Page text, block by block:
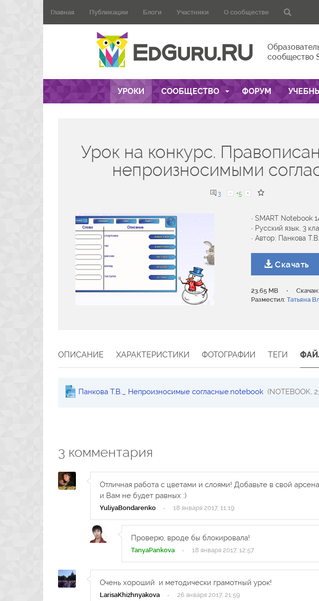
Главная Публикации Блоги Участники О сообществе
сообщество
УРОКИ СООБЩЕСТВО ФОРУМ
Урок на конкурс.
непроизносимыми
3 +5
· SMART Notebook
· Русский язык, 3
· Автор: Панкова Т.В.
Скачать
23.65 MB ·
Разместил: Татьяна
ОПИСАНИЕ ХАРАКТЕРИСТИКИ ФОТОГРАФИИ ТЕГИ
Панкова Т.В._ Непроизносимые согласные.notebook (NOTEBOOK,
3 комментария
Отличная работа с цветами и слоями! Добавьте в свой
и Вам не будет равных :)
YuliyaBondarenko · 18 января 2017, 11:19
Проверю, вроде бы блокировала!
TanyaPankova · 18 января 2017, 12:57
Очень хороший и методически грамотный урок!
LarisaKhizhnyakova · 26 января 2017, 21:59